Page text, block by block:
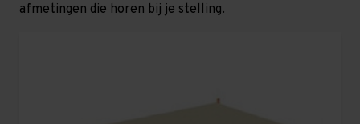
afmetingen die horen bij je stelling.